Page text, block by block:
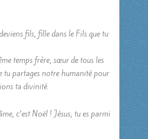
fils, fille dans le Fils que tu
temps frère, sœur de tous les
tu partages notre humanité pour
ta divinité.
c’est Noël ! Jésus, tu es parmi